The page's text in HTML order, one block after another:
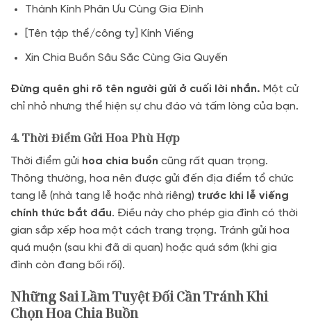
Thành Kính Phân Ưu Cùng Gia Đình
[Tên tập thể/công ty] Kính Viếng
Xin Chia Buồn Sâu Sắc Cùng Gia Quyến
Đừng quên ghi rõ tên người gửi ở cuối lời nhắn. Một cử
chỉ nhỏ nhưng thể hiện sự chu đáo và tấm lòng của bạn.
4. Thời Điểm Gửi Hoa Phù Hợp
Thời điểm gửi hoa chia buồn cũng rất quan trọng.
Thông thường, hoa nên được gửi đến địa điểm tổ chức
tang lễ (nhà tang lễ hoặc nhà riêng) trước khi lễ viếng
chính thức bắt đầu. Điều này cho phép gia đình có thời
gian sắp xếp hoa một cách trang trọng. Tránh gửi hoa
quá muộn (sau khi đã di quan) hoặc quá sớm (khi gia
đình còn đang bối rối).
Những Sai Lầm Tuyệt Đối Cần Tránh Khi
Chọn Hoa Chia Buồn